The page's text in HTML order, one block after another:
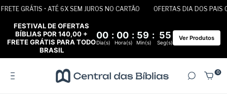
GRÁTIS • ATÉ 6X SEM JUROS NO CARTÃO OFERTAS DIA DOS PAIS
FESTIVAL DE OFERTAS
BÍBLIAS POR 140,00 +
FRETE GRÁTIS PARA TODO
BRASIL
00 : 00 : 59 : 55
Dia(s) Hora(s) Min(s) Seg(s)
Ver Produtos
0